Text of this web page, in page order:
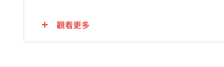
觀看更多